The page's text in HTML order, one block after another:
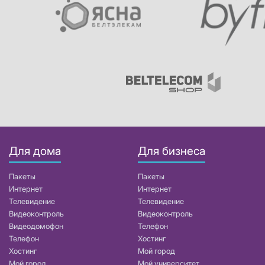
Для дома
Пакеты
Интернет
Телевидение
Видеоконтроль
Видеодомофон
Телефон
Хостинг
Для бизнеса
Пакеты
Интернет
Телевидение
Видеоконтроль
Телефон
Хостинг
Мой город